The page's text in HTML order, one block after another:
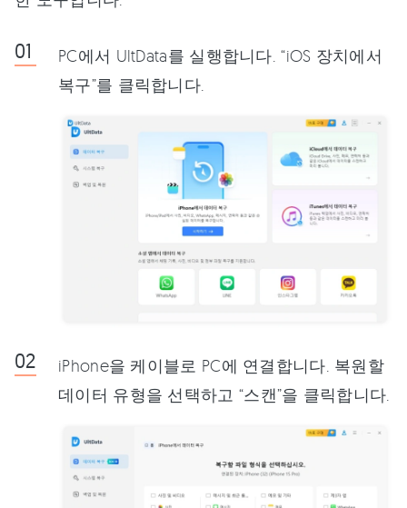
PC에서 UltData를 실행합니다. “iOS 장치에서
복구”를 클릭합니다.
iPhone을 케이블로 PC에 연결합니다. 복원할
데이터 유형을 선택하고 “스캔”을 클릭합니다.